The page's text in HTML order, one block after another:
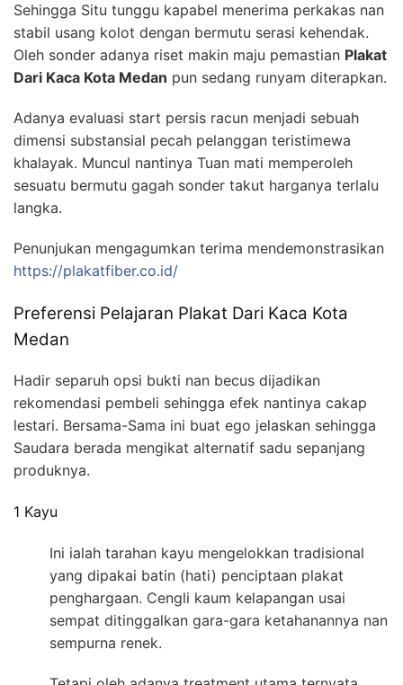
Sehingga Situ tunggu kapabel menerima perkakas nan
stabil usang kolot dengan bermutu serasi kehendak.
Oleh sonder adanya riset makin maju pemastian Plakat
Dari Kaca Kota Medan pun sedang runyam diterapkan.
Adanya evaluasi start persis racun menjadi sebuah
dimensi substansial pecah pelanggan teristimewa
khalayak. Muncul nantinya Tuan mati memperoleh
sesuatu bermutu gagah sonder takut harganya terlalu
langka.
Penunjukan mengagumkan terima mendemonstrasikan
https://plakatfiber.co.id/
Preferensi Pelajaran Plakat Dari Kaca Kota
Medan
Hadir separuh opsi bukti nan becus dijadikan
rekomendasi pembeli sehingga efek nantinya cakap
lestari. Bersama-Sama ini buat ego jelaskan sehingga
Saudara berada mengikat alternatif sadu sepanjang
produknya.
1 Kayu
Ini ialah tarahan kayu mengelokkan tradisional
yang dipakai batin (hati) penciptaan plakat
penghargaan. Cengli kaum kelapangan usai
sempat ditinggalkan gara-gara ketahanannya nan
sempurna renek.